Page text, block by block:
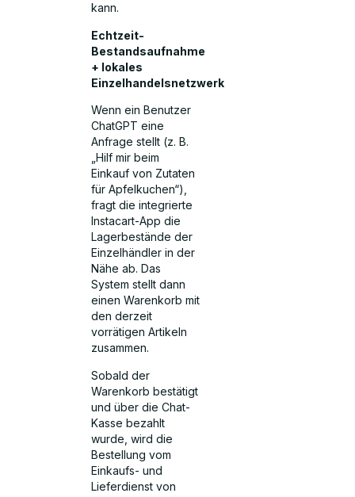
kann.
Echtzeit-
Bestandsaufnahme
+ lokales
Einzelhandelsnetzwerk
Wenn ein Benutzer
ChatGPT eine
Anfrage stellt (z. B.
„Hilf mir beim
Einkauf von Zutaten
für Apfelkuchen“),
fragt die integrierte
Instacart-App die
Lagerbestände der
Einzelhändler in der
Nähe ab. Das
System stellt dann
einen Warenkorb mit
den derzeit
vorrätigen Artikeln
zusammen.
Sobald der
Warenkorb bestätigt
und über die Chat-
Kasse bezahlt
wurde, wird die
Bestellung vom
Einkaufs- und
Lieferdienst von